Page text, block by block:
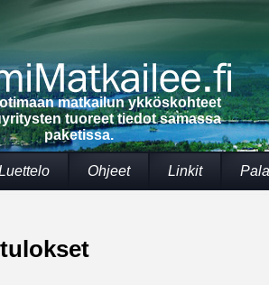
matkailun ykköskohteet
tuoreet tiedot samassa
paketissa.
Ohjeet Linkit